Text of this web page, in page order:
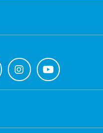
Ga
naar
Instagram
Ga
naar
Youtube